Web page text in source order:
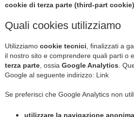
cookie di terza parte (third-part cookie)
Quali cookies utilizziamo
Utilizziamo cookie tecnici , finalizzati a
il nostro sito e comprendere quali parti o
terza parte , ossia Google Analytics .
Google al seguente indirizzo: Link
Se preferisci che Google Analytics non
utilizzare la navigazione anonima